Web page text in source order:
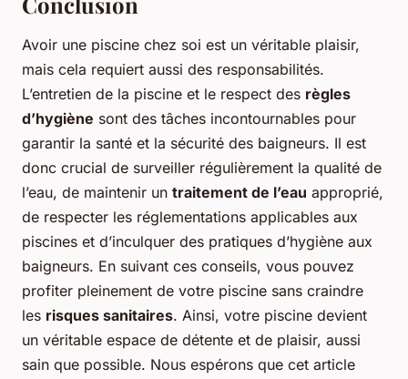
Avoir une piscine chez soi est un véritable plaisir,
mais cela requiert aussi des responsabilités.
L’entretien de la piscine et le respect des règles
d’hygiène sont des tâches incontournables pour
garantir la santé et la sécurité des baigneurs. Il est
donc crucial de surveiller régulièrement la qualité de
l’eau, de maintenir un traitement de l’eau approprié,
de respecter les réglementations applicables aux
piscines et d’inculquer des pratiques d’hygiène aux
baigneurs. En suivant ces conseils, vous pouvez
profiter pleinement de votre piscine sans craindre
les risques sanitaires. Ainsi, votre piscine devient
un véritable espace de détente et de plaisir, aussi
sain que possible. Nous espérons que cet article